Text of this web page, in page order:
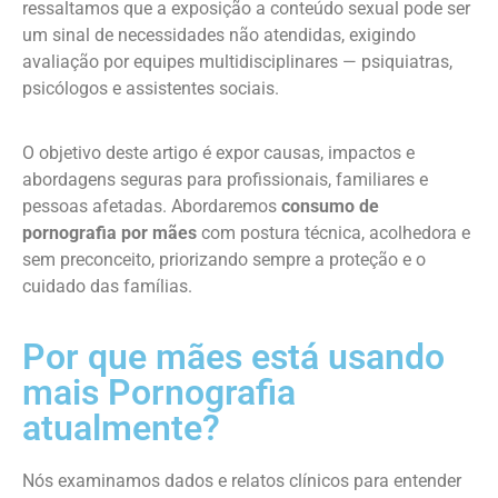
ressaltamos que a exposição a conteúdo sexual pode ser
um sinal de necessidades não atendidas, exigindo
avaliação por equipes multidisciplinares — psiquiatras,
psicólogos e assistentes sociais.
O objetivo deste artigo é expor causas, impactos e
abordagens seguras para profissionais, familiares e
pessoas afetadas. Abordaremos consumo de
pornografia por mães com postura técnica, acolhedora e
sem preconceito, priorizando sempre a proteção e o
cuidado das famílias.
Por que mães está usando
mais Pornografia
atualmente?
Nós examinamos dados e relatos clínicos para entender